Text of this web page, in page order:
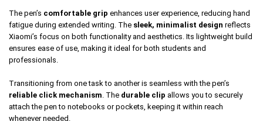
The pen’s comfortable grip enhances user experience, reducing hand
fatigue during extended writing. The sleek, minimalist design reflects
Xiaomi’s focus on both functionality and aesthetics. Its lightweight build
ensures ease of use, making it ideal for both students and
professionals.
Transitioning from one task to another is seamless with the pen’s
reliable click mechanism. The durable clip allows you to securely
attach the pen to notebooks or pockets, keeping it within reach
whenever needed.